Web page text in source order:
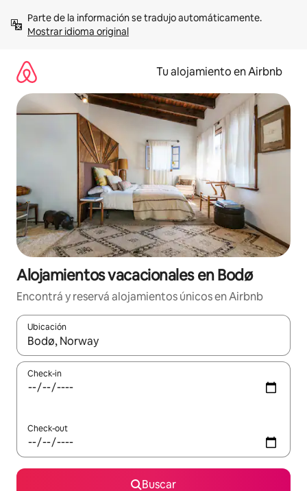
contenidoMostrar idioma original
Tu alojamiento en Airbnb
Alojamientos vacacionales en Bodø
Encontrá y reservá alojamientos únicos en Airbnb
Ubicación
Cuando los resultados estén disponibles, navegá con las
Check-in
Check-out
Buscar